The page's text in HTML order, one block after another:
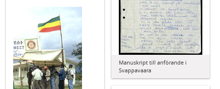
Manuskript till anförande i
Svappavaara